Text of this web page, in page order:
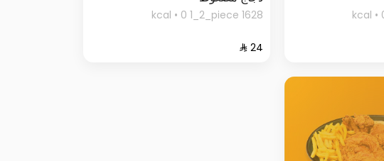
1628 kcal • 0 1_2_piece